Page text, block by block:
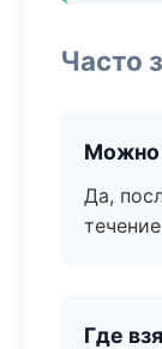
Часто
Можно
Да,
Где